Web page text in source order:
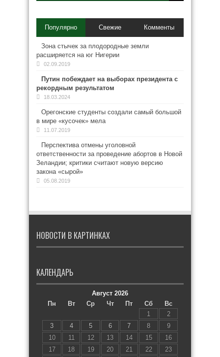
Популярно Свежие Комменты
Зона стычек за плодородные земли
расширяется на юг Нигерии
02.09.2019
Путин побеждает на выборах президента с
рекордным результатом
18.03.2024
Орегонские студенты создали самый большой
в мире «кусочек» мела
11.07.2019
Перспектива отмены уголовной
ответственности за проведение абортов в Новой
Зеландии; критики считают новую версию
закона «сырой»
05.08.2019
НОВОСТИ В КАРТИНКАХ
КАЛЕНДАРЬ
Август 2026
Пн
Вт Ср Чт Пт Сб
Вс
1
2
3
4 5 6 7 8
9
10
11 12 13 14 15
16
17
18 19 20 21 22 23